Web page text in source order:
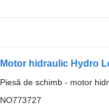
Motor hidraulic Hydro
Piesă de schimb - motor
NO773727